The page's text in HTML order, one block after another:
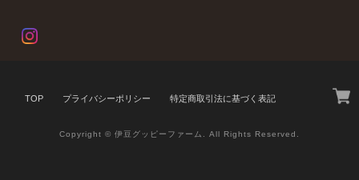
TOP プライバシーポリシー 特定商取引法に基づく表記
Copyright © 伊豆グッピーファーム. All Rights Reserved.